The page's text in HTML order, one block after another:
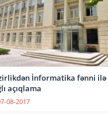
İnformatika fənni ilə
açıqlama
08-2017